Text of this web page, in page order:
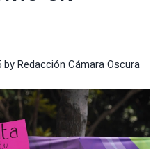
by Redacción Cámara Oscura